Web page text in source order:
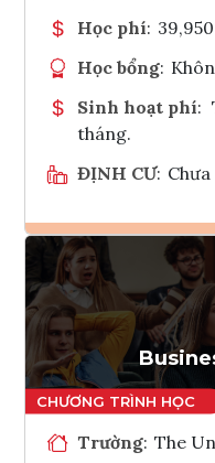
Học phí:
Học bổng:
Sinh hoạt phí:
tháng.
ĐỊNH CƯ:
Trường: The